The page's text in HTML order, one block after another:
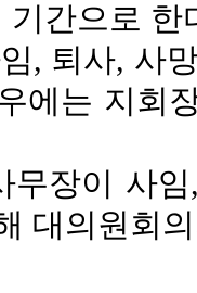
기간으로 한
, 퇴사, 사
에는 지회
무장이 사
대의원회